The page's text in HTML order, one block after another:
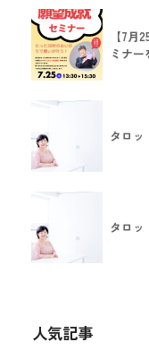
【7
ミナ
タロ
タロ
人気記事